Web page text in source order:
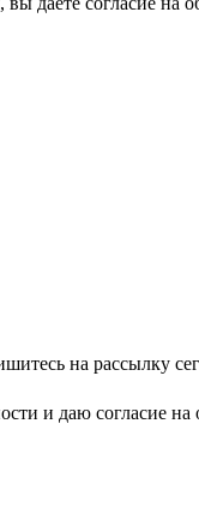
на рассылку
и даю согласие